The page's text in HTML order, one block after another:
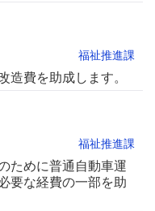
福祉推進課
造費を助成します。
福祉推進課
ために普通自動車運
要な経費の一部を助